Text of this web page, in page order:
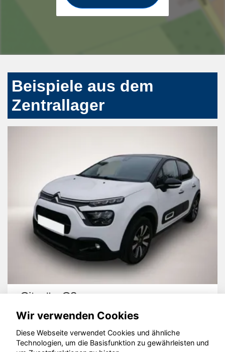
Beispiele aus dem
Zentrallager
Wir verwenden Cookies
Diese Webseite verwendet Cookies und ähnliche
Technologien, um die Basisfunktion zu gewährleisten und